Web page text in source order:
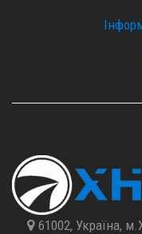
61002, Україна,